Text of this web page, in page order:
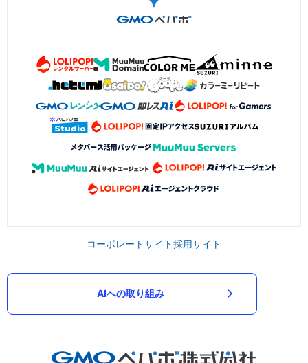
コーポレートサイト採用サイト
AIへの取り組み